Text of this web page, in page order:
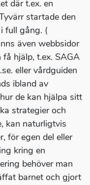
där t.ex. en
startade den
full gång. (
även webbsidor
hjälp, t.ex. SAGA
eller vårdguiden
ibland av
de kan hjälpa sitt
strategier och
kan naturligtvis
för egen del eller
kring en
behöver man
barnet och gjort